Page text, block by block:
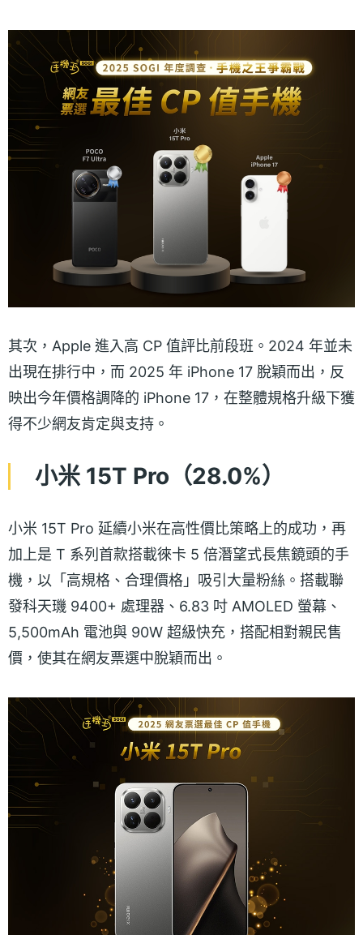
其次，Apple 進入高 CP 值評比前段班。2024 年並未
出現在排行中，而 2025 年 iPhone 17 脫穎而出，反
映出今年價格調降的 iPhone 17，在整體規格升級下獲
得不少網友肯定與支持。
小米 15T Pro（28.0%）
小米 15T Pro 延續小米在高性價比策略上的成功，再
加上是 T 系列首款搭載徠卡 5 倍潛望式長焦鏡頭的手
機，以「高規格、合理價格」吸引大量粉絲。搭載聯
發科天璣 9400+ 處理器、6.83 吋 AMOLED 螢幕、
5,500mAh 電池與 90W 超級快充，搭配相對親民售
價，使其在網友票選中脫穎而出。